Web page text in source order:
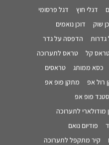
דגל פרסומי
דגלי חוץ
דוכן נואמים
שוק
הדפסה על גדר
טראס לתערוכה
קל
טראסים
כסא ממותג
מתקן פופ אפ
רול אפ
סטנד פופ אפ
מודולארי לתערוכה
פודיום נואם
קיר מתקפל לתערוכה